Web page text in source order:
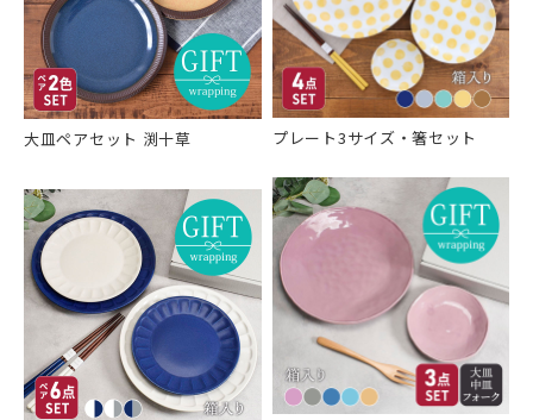
大皿ペアセット 渕十草 プレート3サイズ・箸セット